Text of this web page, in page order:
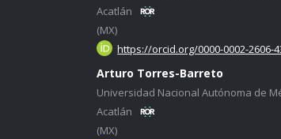
Acatlán
(MX)
https://orcid.org/0000-0002-2606-
Arturo Torres-Barreto
Universidad Nacional Autónoma de
Acatlán
(MX)